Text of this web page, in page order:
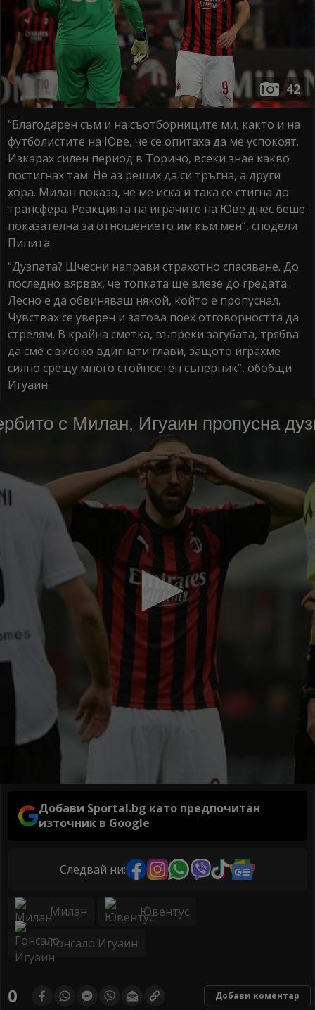
42
“Благодарен съм и на съотборниците ми, както и на
футболистите на Юве, че се опитаха да ме успокоят.
Изкарах силен период в Торино, всеки знае какво
постигнах там. Не аз реших да си тръгна, а други
хора. Милан показа, че ме иска и така се стигна до
трансфера. Реакцията на играчите на Юве днес беше
показателна за отношението им към мен”, сподели
Пипита.
“Дузпата? Шчесни направи страхотно спасяване. До
последно вярвах, че топката ще влезе до гредата.
Лесно е да обвиняваш някой, който е пропуснал.
Чувствах се уверен и затова поех отговорността да
стрелям. В крайна сметка, въпреки загубата, трябва
да сме с високо вдигнати глави, защото играхме
силно срещу много стойностен съперник”, обобщи
Игуаин.
Добави Sportal.bg като предпочитан
източник в Google
Следвай ни:
Милан Ювентус
Гонсало Игуаин
0 Добави коментар